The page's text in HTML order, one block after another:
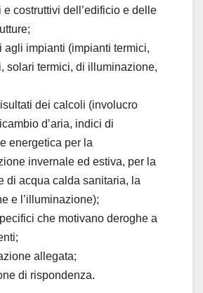
e costruttivi dell’edificio e delle
agli impianti (impianti termici,
solari termici, di illuminazione,
dei calcoli (involucro
d’aria, indici di
energetica per la
invernale ed estiva, per la
di acqua calda sanitaria, la
e l’illuminazione);
che motivano deroghe a
allegata;
di rispondenza.